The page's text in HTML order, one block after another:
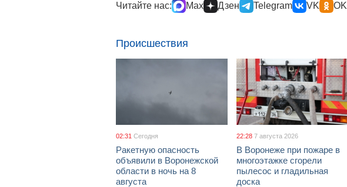
Читайте нас: Max Дзен Telegram VK OK
Происшествия
02:31 Сегодня
Ракетную опасность
объявили в Воронежской
области в ночь на 8
августа
22:28 7 августа 2026
В Воронеже при пожаре в
многоэтажке сгорели
пылесос и гладильная
доска